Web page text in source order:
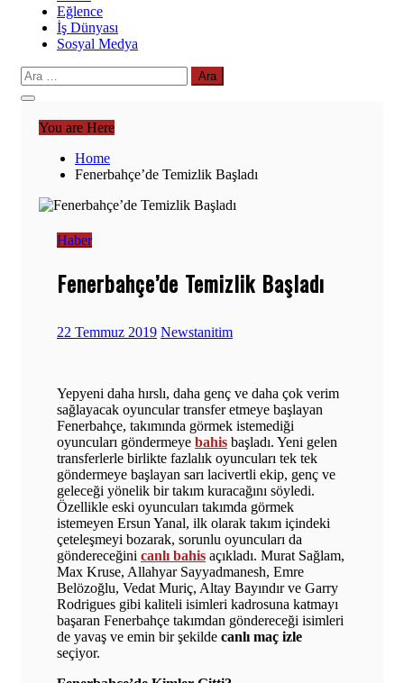
Eğlence
İş Dünyası
Sosyal Medya
Arama:
You are Here
Home
Fenerbahçe’de Temizlik Başladı
Haber
Fenerbahçe’de Temizlik Başladı
22 Temmuz 2019 Newstanitim
Yepyeni daha hırslı, daha genç ve daha çok verim
sağlayacak oyuncular transfer etmeye başlayan
Fenerbahçe, takımında görmek istemediği
oyuncuları göndermeye bahis başladı. Yeni gelen
transferlerle birlikte fazlalık oyuncuları tek tek
göndermeye başlayan sarı lacivertli ekip, genç ve
geleceği yönelik bir takım kuracağını söyledi.
Özellikle eski oyuncuları takımda görmek
istemeyen Ersun Yanal, ilk olarak takım içindeki
çeteleşmeyi bozarak, sorunlu oyuncuları da
göndereceğini canlı bahis açıkladı. Murat Sağlam,
Max Kruse, Allahyar Sayyadmanesh, Emre
Belözoğlu, Vedat Muriç, Altay Bayındır ve Garry
Rodrigues gibi kaliteli isimleri kadrosuna katmayı
başaran Fenerbahçe takımdan göndereceği isimleri
de yavaş ve emin bir şekilde canlı maç izle
seçiyor.